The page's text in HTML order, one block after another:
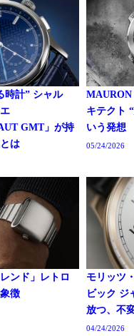
時計” シャル
GMT」が持
は
MAURON
キテクト
いう発想
05/24/2026
ンド」レトロ
徴
モリッツ
ビック ジ
放つ、不
04/24/2026